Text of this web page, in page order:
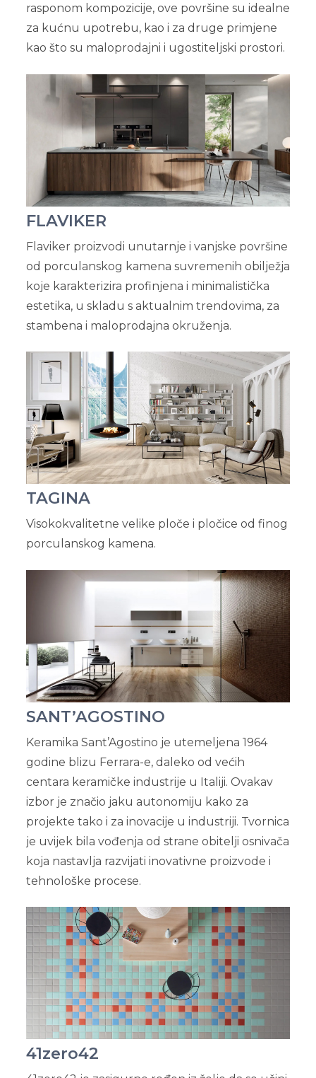
rasponom kompozicije, ove površine su idealne
za kućnu upotrebu, kao i za druge primjene
kao što su maloprodajni i ugostiteljski prostori.
FLAVIKER
Flaviker proizvodi unutarnje i vanjske površine
od porculanskog kamena suvremenih obilježja
koje karakterizira profinjena i minimalistička
estetika, u skladu s aktualnim trendovima, za
stambena i maloprodajna okruženja.
TAGINA
Visokokvalitetne velike ploče i pločice od finog
porculanskog kamena.
SANT’AGOSTINO
Keramika Sant’Agostino je utemeljena 1964
godine blizu Ferrara-e, daleko od većih
centara keramičke industrije u Italiji. Ovakav
izbor je značio jaku autonomiju kako za
projekte tako i za inovacije u industriji. Tvornica
je uvijek bila vođenja od strane obitelji osnivača
koja nastavlja razvijati inovativne proizvode i
tehnološke procese.
41zero42